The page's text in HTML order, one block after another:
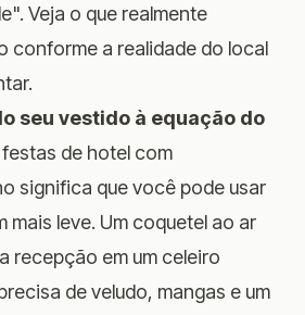
Veja o que realmente
conforme a realidade do local
seu vestido à equação do
festas de hotel com
significa que você pode usar
mais leve. Um coquetel ao ar
recepção em um celeiro
de veludo, mangas e um